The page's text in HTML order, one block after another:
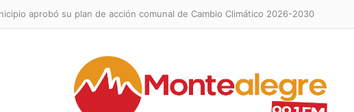
aprobó su plan de acción comunal de Cambio Climático 2026-2030